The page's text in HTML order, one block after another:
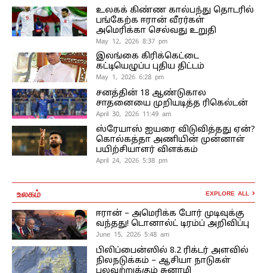
உலகக் கிண்ண கால்பந்து தொடரில்
பங்கேற்க ஈரான் வீரர்கள்
அமெரிக்கா செல்வது உறுதி
May 12, 2026 8:37 pm
இலங்கை கிரிக்கெட்டை
கட்டியெழுப்ப புதிய திட்டம்
May 1, 2026 6:28 pm
சனத்தின் 18 ஆண்டுகால
சாதனையை முறியடித்த ரிகெல்டன்
April 30, 2026 11:49 am
ஸ்ரேயாஸ் ஐயரை விடுவித்தது ஏன்?
கொல்கத்தா அணியின் முன்னாள்
பயிற்சியாளர் விளக்கம்
April 24, 2026 5:38 pm
உலகம் EXPLORE ALL
ஈரான் – அமெரிக்க போர் முடிவுக்கு
வந்தது! டொனால்ட் டிரம்ப் அறிவிப்பு
June 15, 2026 5:48 am
பிலிப்பைன்ஸில் 8.2 ரிக்டர் அளவில்
நிலநடுக்கம் – ஆசியா நாடுகள்
பலவற்றுக்கும் சுனாமி